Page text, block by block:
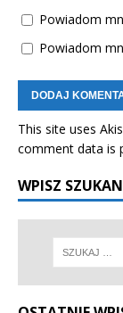
Powiadom
Powiadom
This site uses
comment data is
WPISZ